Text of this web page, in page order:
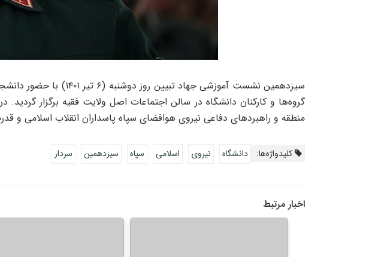
سیزدهمین نشست آموزشی جهاد تبیین روز دوشنبه (۶ تیر با حضور
گروه‌ها و کارکنان دانشگاه در سالن اجتماعات اصل ولایت فقیه برگزار
منطقه و راهبردهای دفاعی نیروی هوافضای سپاه پاسداران انقلاب اسلامی و
کلیدواژه‌ها: دانشگاه نیروی اسلامی سپاه سیزدهمین سردار
اخبار مرتبط